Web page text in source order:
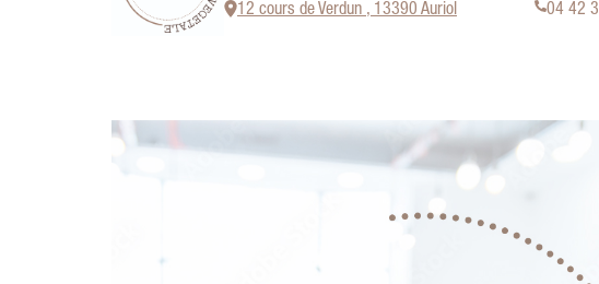
12 cours de Verdun , 13390 Auriol 04 42